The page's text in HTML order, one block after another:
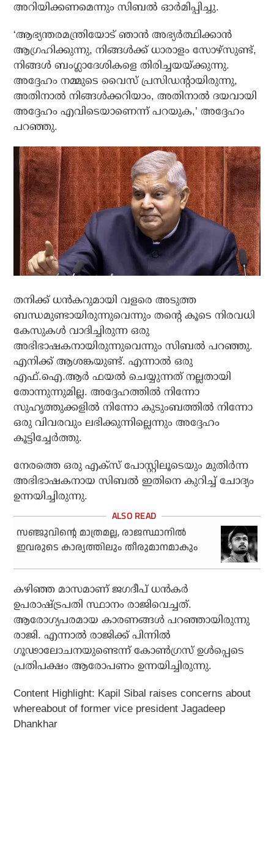
അറിയിക്കണമെന്നും സിബൽ ഓർമിപ്പിച്ചു.
‘ആഭ്യന്തരമന്ത്രിയോട് ഞാൻ അഭ്യർത്ഥിക്കാൻ
ആഗ്രഹിക്കുന്നു, നിങ്ങൾക്ക് ധാരാളം സോഴ്സുണ്ട്,
നിങ്ങൾ ബംഗ്ലാദേശികളെ തിരിച്ചയയ്ക്കുന്നു.
അദ്ദേഹം നമ്മുടെ വൈസ് പ്രസിഡന്റായിരുന്നു,
അതിനാൽ നിങ്ങൾക്കറിയാം, അതിനാൽ ദയവായി
അദ്ദേഹം എവിടെയാണെന്ന് പറയുക,’ അദ്ദേഹം
പറഞ്ഞു.
തനിക്ക് ധൻകറുമായി വളരെ അടുത്ത
ബന്ധമുണ്ടായിരുന്നുവെന്നും തന്റെ കൂടെ നിരവധി
കേസുകൾ വാദിച്ചിരുന്ന ഒരു
അഭിഭാഷകനായിരുന്നുവെന്നും സിബൽ പറഞ്ഞു.
എനിക്ക് ആശങ്കയുണ്ട്. എന്നാൽ ഒരു
എഫ്‌.ഐ.ആർ ഫയൽ ചെയ്യുന്നത് നല്ലതായി
തോന്നുന്നുമില്ല. അദ്ദേഹത്തിൽ നിന്നോ
സുഹൃത്തുക്കളിൽ നിന്നോ കുടുംബത്തിൽ നിന്നോ
ഒരു വിവരവും ലഭിക്കുന്നില്ലെന്നും അദ്ദേഹം
കൂട്ടിച്ചേർത്തു.
നേരത്തെ ഒരു എക്സ് പോസ്റ്റിലൂടെയും മുതിർന്ന
അഭിഭാഷകനായ സിബൽ ഇതിനെ കുറിച്ച് ചോദ്യം
ഉന്നയിച്ചിരുന്നു.
സഞ്ജുവിന്റെ മാത്രമല്ല, രാജസ്ഥാനില്‍
ഇവരുടെ കാര്യത്തിലും തീരുമാനമാകും
കഴിഞ്ഞ മാസമാണ് ജഗദീപ് ധൻകർ
ഉപരാഷ്ട്രപതി സ്ഥാനം രാജിവെച്ചത്.
ആരോഗ്യപരമായ കാരണങ്ങൾ പറഞ്ഞായിരുന്നു
രാജി. എന്നാൽ രാജിക്ക് പിന്നിൽ
ഗൂഢാലോചനയുണ്ടെന്ന് കോൺഗ്രസ് ഉൾപ്പെടെ
പ്രതിപക്ഷം ആരോപണം ഉന്നയിച്ചിരുന്നു.
Content Highlight: Kapil Sibal raises concerns about
whereabout of former vice president Jagadeep
Dhankhar